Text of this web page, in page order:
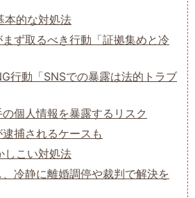
本的な対処法
ず取るべき行動「証拠集めと冷
行動「SNSでの暴露は法的トラブ
個人情報を暴露するリスク
捕されるケースも
しこい対処法
冷静に離婚調停や裁判で解決を